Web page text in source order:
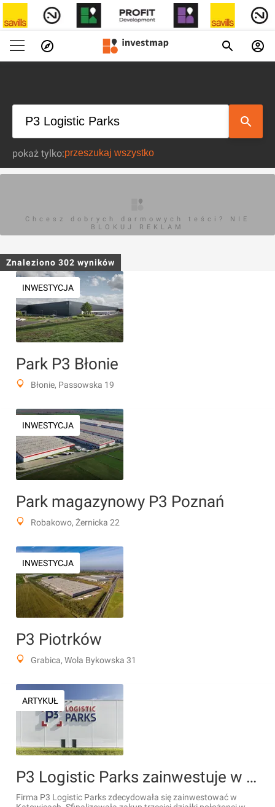
pokaż tylko:
Chcesz dobrych darmowych teści? NIE
BLOKUJ REKLAM
Znaleziono 302 wyników
INWESTYCJA
Park P3 Błonie
Błonie, Passowska 19
INWESTYCJA
Park magazynowy P3 Poznań
Robakowo, Żernicka 22
INWESTYCJA
P3 Piotrków
Grabica, Wola Bykowska 31
ARTYKUŁ
P3 Logistic Parks zainwestuje w Katowicach. Spółka kupiła działkę pod budowę parku magazynowego
Firma P3 Logistic Parks zdecydowała się zainwestować w